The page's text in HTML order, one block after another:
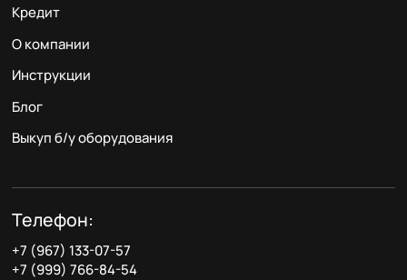
Кредит
О компании
Инструкции
Блог
Выкуп б/у оборудования
Телефон:
+7 (967) 133-07-57
+7 (999) 766-84-54